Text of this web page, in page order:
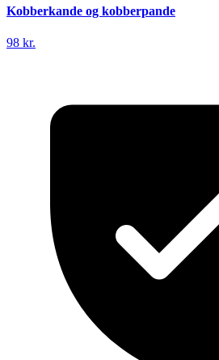
Kobberkande og kobberpande
98 kr.